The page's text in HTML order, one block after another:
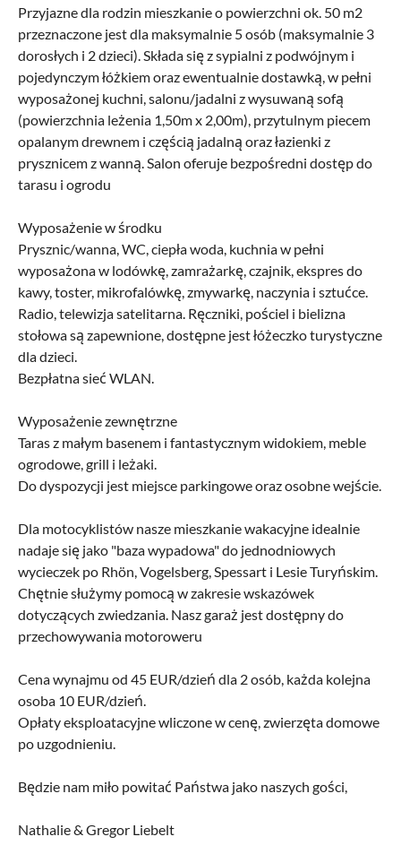
Przyjazne dla rodzin mieszkanie o powierzchni ok. 50 m2
przeznaczone jest dla maksymalnie 5 osób (maksymalnie 3
dorosłych i 2 dzieci). Składa się z sypialni z podwójnym i
pojedynczym łóżkiem oraz ewentualnie dostawką, w pełni
wyposażonej kuchni, salonu/jadalni z wysuwaną sofą
(powierzchnia leżenia 1,50m x 2,00m), przytulnym piecem
opalanym drewnem i częścią jadalną oraz łazienki z
prysznicem z wanną. Salon oferuje bezpośredni dostęp do
tarasu i ogrodu
Wyposażenie w środku
Prysznic/wanna, WC, ciepła woda, kuchnia w pełni
wyposażona w lodówkę, zamrażarkę, czajnik, ekspres do
kawy, toster, mikrofalówkę, zmywarkę, naczynia i sztućce.
Radio, telewizja satelitarna. Ręczniki, pościel i bielizna
stołowa są zapewnione, dostępne jest łóżeczko turystyczne
dla dzieci.
Bezpłatna sieć WLAN.
Wyposażenie zewnętrzne
Taras z małym basenem i fantastycznym widokiem, meble
ogrodowe, grill i leżaki.
Do dyspozycji jest miejsce parkingowe oraz osobne wejście.
Dla motocyklistów nasze mieszkanie wakacyjne idealnie
nadaje się jako "baza wypadowa" do jednodniowych
wycieczek po Rhön, Vogelsberg, Spessart i Lesie Turyńskim.
Chętnie służymy pomocą w zakresie wskazówek
dotyczących zwiedzania. Nasz garaż jest dostępny do
przechowywania motoroweru
Cena wynajmu od 45 EUR/dzień dla 2 osób, każda kolejna
osoba 10 EUR/dzień.
Opłaty eksploatacyjne wliczone w cenę, zwierzęta domowe
po uzgodnieniu.
Będzie nam miło powitać Państwa jako naszych gości,
Nathalie & Gregor Liebelt